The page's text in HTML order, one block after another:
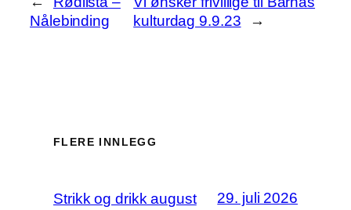
Nålebinding
kulturdag 9.9.23
→
FLERE INNLEGG
Strikk og drikk august 29. juli 2026